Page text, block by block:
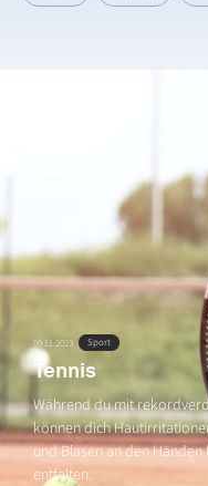
09.11.2023 Sport
Tennis
Während du mit
können dich
und Blasen an den
entfalten.